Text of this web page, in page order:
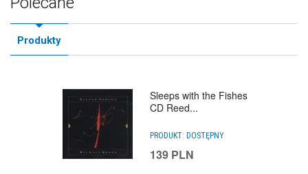
Produkty
Sleeps with the Fishes
CD Reed...
PRODUKT: DOSTĘPNY
139 PLN